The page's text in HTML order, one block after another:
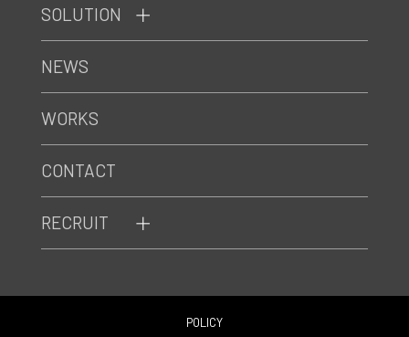
SOLUTION
RECRUIT
NEWS
WORKS
CONTACT
POLICY